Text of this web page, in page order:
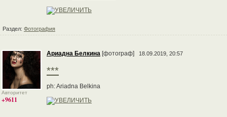
Раздел: Фотография
Авторитет
+9611
Ариадна Белкина [фотограф] 18.09.2019, 20:57
***
ph: Ariadna Belkina